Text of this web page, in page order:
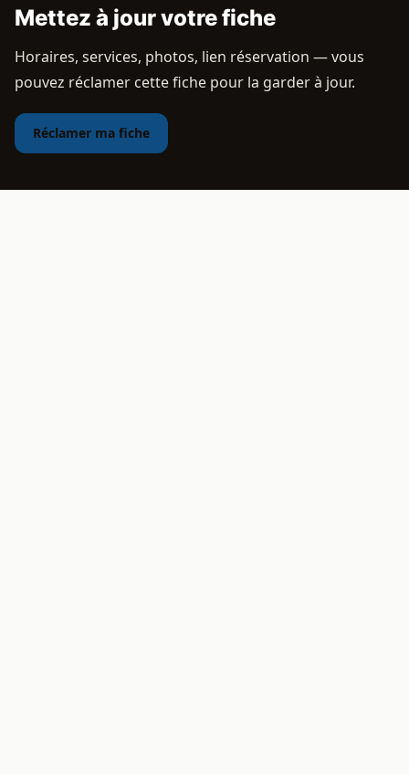
Mettez à jour votre fiche
Horaires, services, photos, lien réservation — vous
pouvez réclamer cette fiche pour la garder à jour.
Réclamer ma fiche